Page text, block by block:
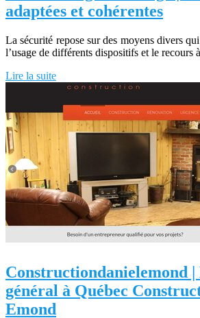
adaptées et cohérentes
La sécurité repose sur des moyens divers
l’usage de différents dispositifs et le recours
Lire la suite
Construction­daniele­mond
général à Québec
Emond